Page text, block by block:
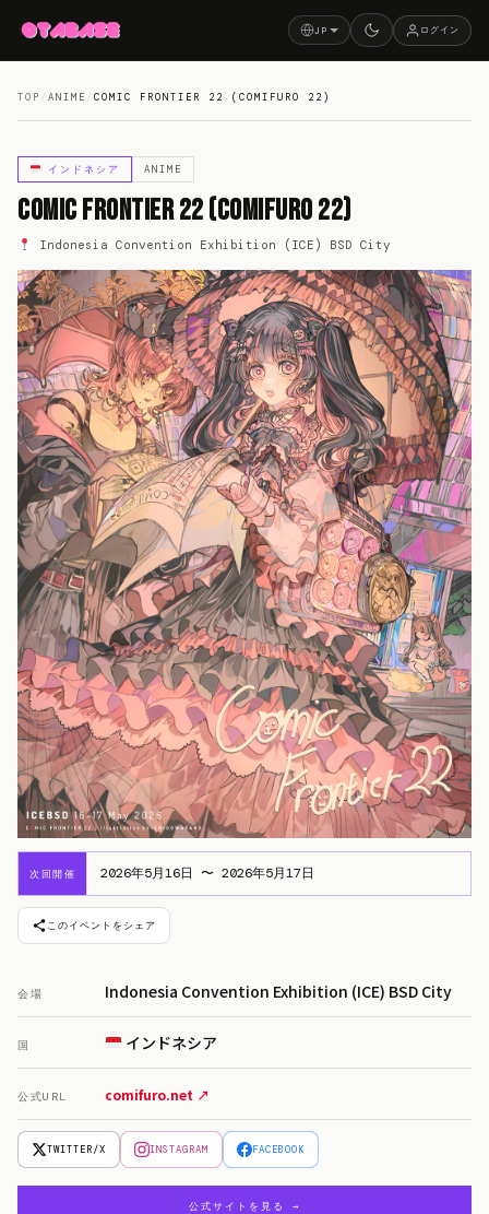
JP ログイン
TOP / ANIME / COMIC FRONTIER 22 (COMIFURO 22)
インドネシア ANIME
Comic Frontier 22 (Comifuro 22)
Indonesia Convention Exhibition (ICE) BSD City
次回開催 2026年5月16日 〜 2026年5月17日
このイベントをシェア
会場 Indonesia Convention Exhibition (ICE) BSD City
国 インドネシア
公式URL comifuro.net ↗
TWITTER/X INSTAGRAM FACEBOOK
公式サイトを見る →